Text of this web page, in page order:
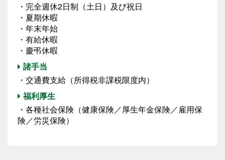
・完全週休2日制（土日）及び祝日
・夏期休暇
・年末年始
・有給休暇
・慶弔休暇
諸手当
・交通費支給（所得税非課税限度内）
福利厚生
・各種社会保険（健康保険／厚生年金保険／雇用保
険／労災保険）